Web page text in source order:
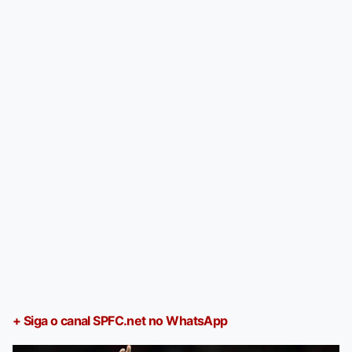
+ Siga o canal SPFC.net no WhatsApp